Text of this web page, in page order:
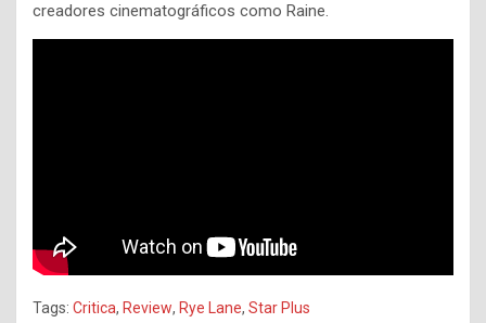
creadores cinematográficos como Raine.
Tags: Critica, Review, Rye Lane, Star Plus